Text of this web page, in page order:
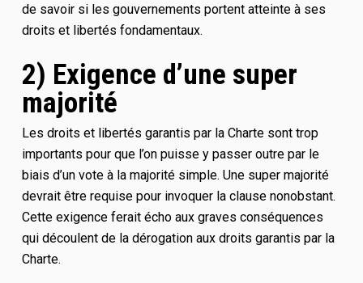
de savoir si les gouvernements portent atteinte à ses
droits et libertés fondamentaux.
2) Exigence d’une super
majorité
Les droits et libertés garantis par la Charte sont trop
importants pour que l’on puisse y passer outre par le
biais d’un vote à la majorité simple. Une super majorité
devrait être requise pour invoquer la clause nonobstant.
Cette exigence ferait écho aux graves conséquences
qui découlent de la dérogation aux droits garantis par la
Charte.